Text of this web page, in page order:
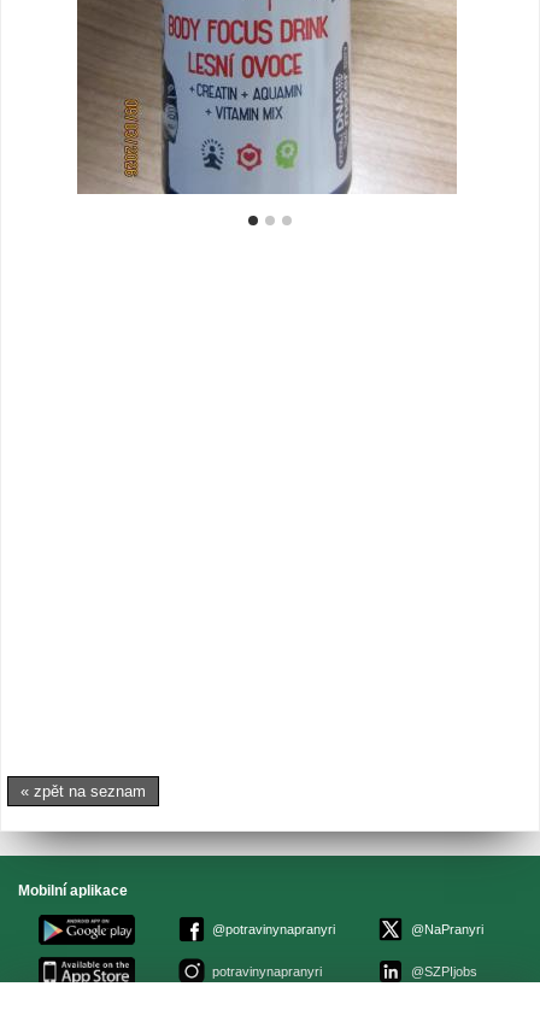
« zpět na seznam
Mobilní aplikace
@potravinynapranyri
potravinynapranyri
@NaPranyri
@SZPIjobs